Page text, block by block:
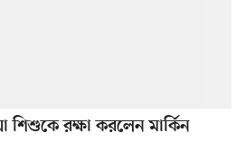
শিশুকে রক্ষা করলেন মার্কিন